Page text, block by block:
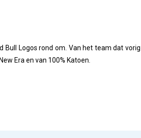
Bull Logos rond om. Van het team dat
Era en van 100% Katoen.